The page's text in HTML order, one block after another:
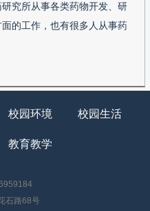
究所从事各类药物开发、研
的工作，也有很多人从事药
校园环境 校园生活
教育教学
石路68号